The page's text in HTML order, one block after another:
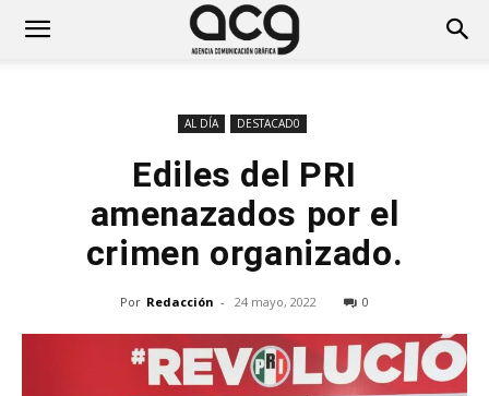
AL DÍA DESTACAD0
Ediles del PRI
amenazados por el
crimen organizado.
Por Redacción - 24 mayo, 2022 0